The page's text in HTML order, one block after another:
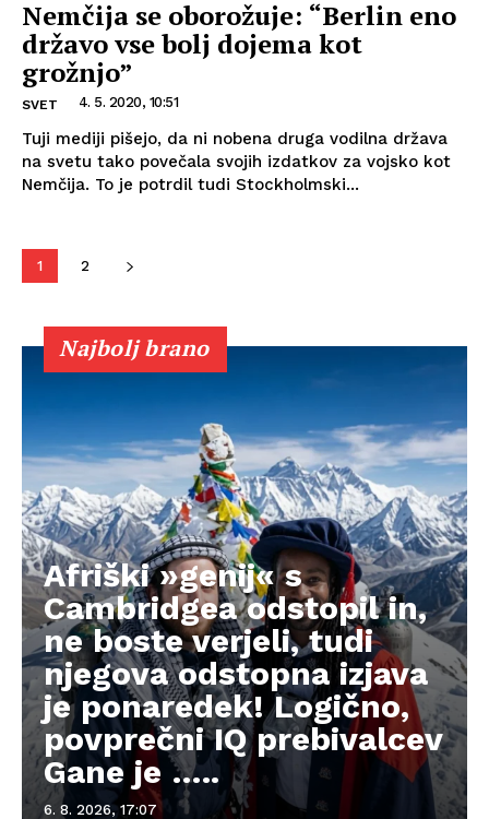
Nemčija se oborožuje: “Berlin eno
državo vse bolj dojema kot
grožnjo”
SVET 4. 5. 2020, 10:51
Tuji mediji pišejo, da ni nobena druga vodilna država
na svetu tako povečala svojih izdatkov za vojsko kot
Nemčija. To je potrdil tudi Stockholmski...
1 2
Najbolj brano
Afriški »genij« s
Cambridgea odstopil in,
ne boste verjeli, tudi
njegova odstopna izjava
je ponaredek! Logično,
povprečni IQ prebivalcev
Gane je …..
6. 8. 2026, 17:07